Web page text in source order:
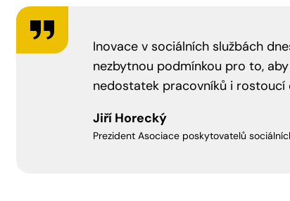
Inovace v sociálních službách
nezbytnou podmínkou pro to,
nedostatek pracovníků i rostoucí
Jiří Horecký
Prezident Asociace poskytovatelů